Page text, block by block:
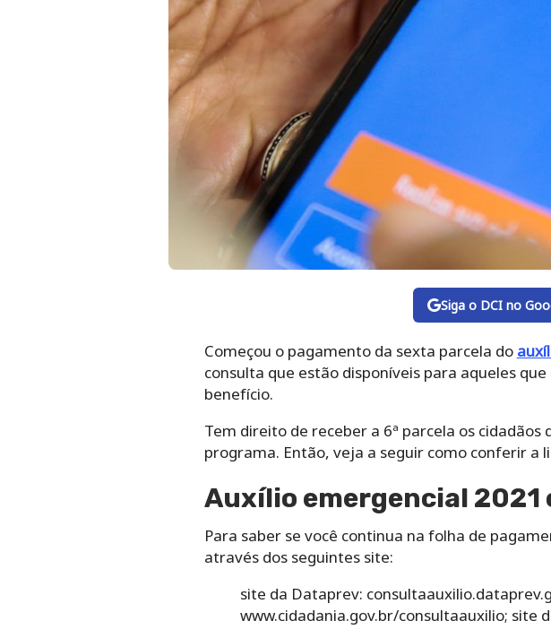
Siga o DCI no
Começou o pagamento da sexta parcela do
consulta que estão disponíveis para aqueles
benefício.
Tem direito de receber a 6ª parcela os
programa. Então, veja a seguir como conferir a
Auxílio emergencial
Para saber se você continua na folha de
através dos seguintes site:
site da Dataprev:
www.cidadania.gov.br/consultaauxilio; site